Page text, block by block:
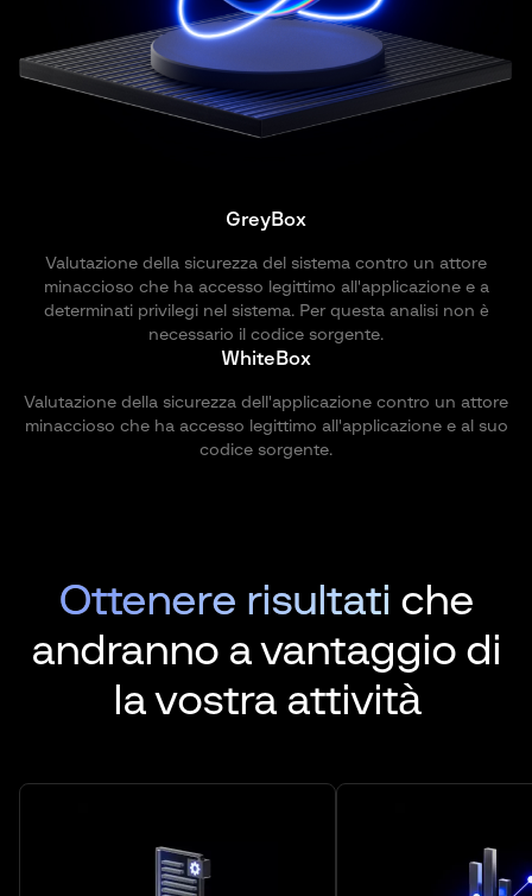
GreyBox
Valutazione della sicurezza del sistema contro un attore
minaccioso che ha accesso legittimo all'applicazione e a
determinati privilegi nel sistema. Per questa analisi non è
necessario il codice sorgente.
WhiteBox
Valutazione della sicurezza dell'applicazione contro un attore
minaccioso che ha accesso legittimo all'applicazione e al suo
codice sorgente.
Ottenere risultati che
andranno a vantaggio di
la vostra attività